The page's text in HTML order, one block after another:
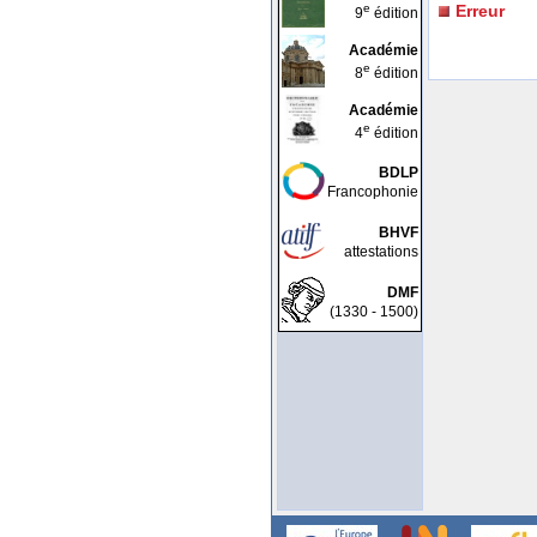
9e édition
Académie
8e édition
Académie
4e édition
BDLP
Francophonie
BHVF
attestations
DMF
(1330 - 1500)
Erreur